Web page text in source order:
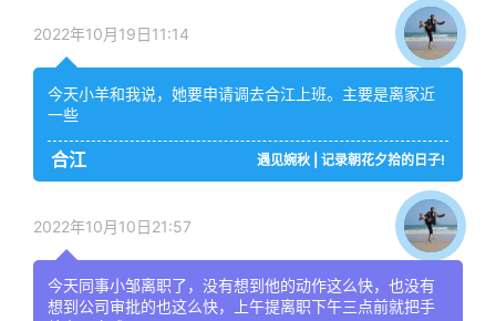
2022年10月19日11:14
今天小羊和我说，她要申请调去合江上班。主要是离家近
一些
合江 遇见婉秋 | 记录朝花夕拾的日子!
2022年10月10日21:57
今天同事小邹离职了，没有想到他的动作这么快，也没有
想到公司审批的也这么快，上午提离职下午三点前就把手